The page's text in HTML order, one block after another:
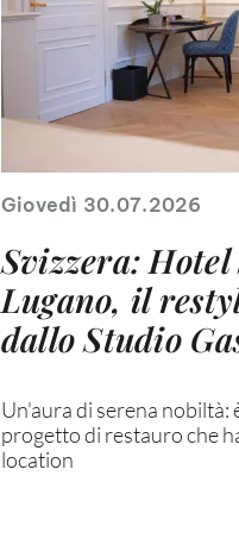
Giovedì 30.07.2026
Svizzera:
Lugano, il
dallo Studio
Un'aura di serena nobiltà:
progetto di restauro che
location